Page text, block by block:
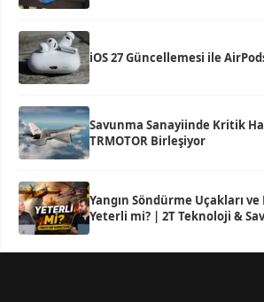
iOS 27 Güncellemesi ile
Savunma Sanayiinde Kritik
TRMOTOR Birleşiyor
Yangın Söndürme Uçakları
Yeterli mi? | 2T Teknoloji &